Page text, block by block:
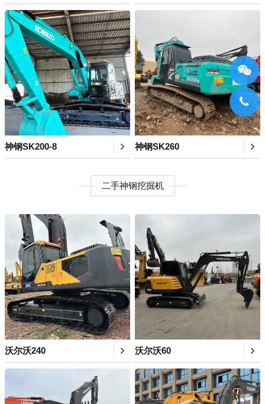
神钢SK200-8 神钢SK260
二手神钢挖掘机
沃尔沃240 沃尔沃60